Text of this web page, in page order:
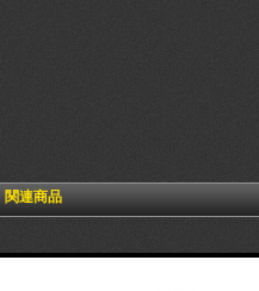
関連商品